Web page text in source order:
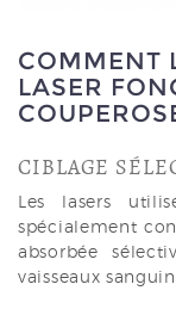
COMMENT
LASER
CIBLAGE
Les lasers
spécialement
absorbée
vaisseaux